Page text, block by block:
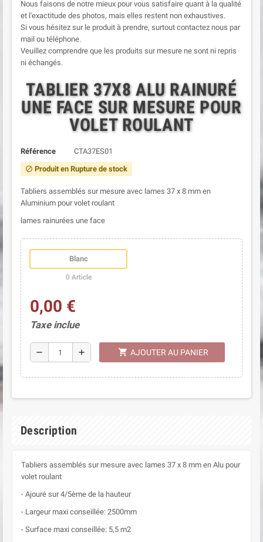
Nous faisons de notre mieux pour vous satisfaire quant à la qualité
et l'exactitude des photos, mais elles restent non exhaustives.
Si vous hésitez sur le produit à prendre, surtout contactez nous par
mail ou téléphone.
Veuillez comprendre que les produits sur mesure ne sont ni repris
ni échangés.
TABLIER 37X8 ALU RAINURÉ
UNE FACE SUR MESURE POUR
VOLET ROULANT
Référence CTA37ES01
block Produit en Rupture de stock
Tabliers assemblés sur mesure avec lames 37 x 8 mm en
Aluminium pour volet roulant
lames rainurées une face
Blanc
0 Article
0,00 €
Taxe inclue
remove add shopping_cart AJOUTER AU PANIER
Description
Tabliers assemblés sur mesure avec lames 37 x 8 mm en Alu pour
volet roulant
- Ajouré sur 4/5ème de la hauteur
- Largeur maxi conseillée: 2500mm
- Surface maxi conseillée: 5,5 m2